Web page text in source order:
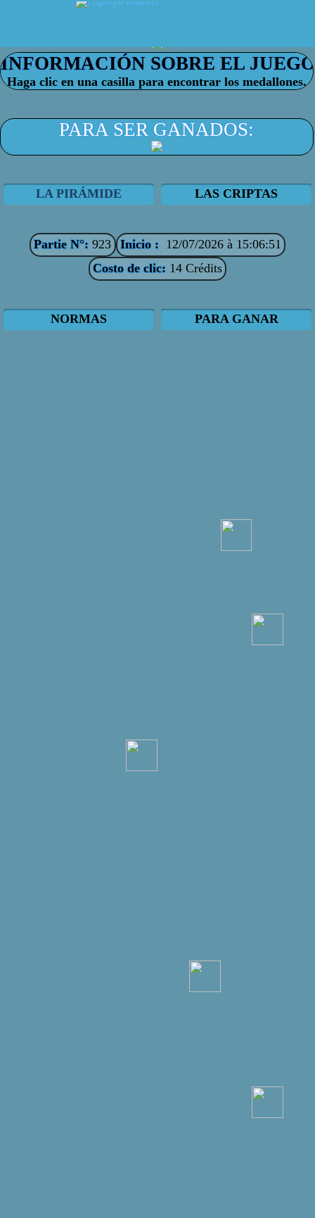
Haga clic en una casilla para encontrar los medallones.
PARA SER GANADOS:
LA PIRÁMIDE LAS CRIPTAS
Partie N°: 923 Inicio : 12/07/2026 à 15:06:51
Costo de clic: 14 Crédits
NORMAS PARA GANAR